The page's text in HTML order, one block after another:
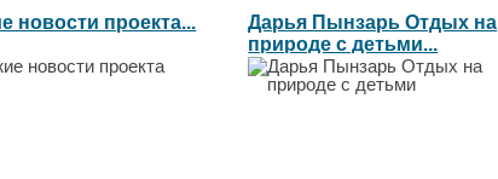
новости проекта...
Дарья Пынзарь Отдых на
природе с детьми...